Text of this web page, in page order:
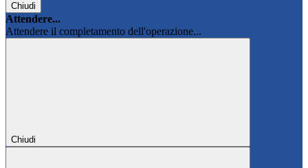
Chiudi
Attendere...
Attendere il completamento dell'operazione...
Chiudi